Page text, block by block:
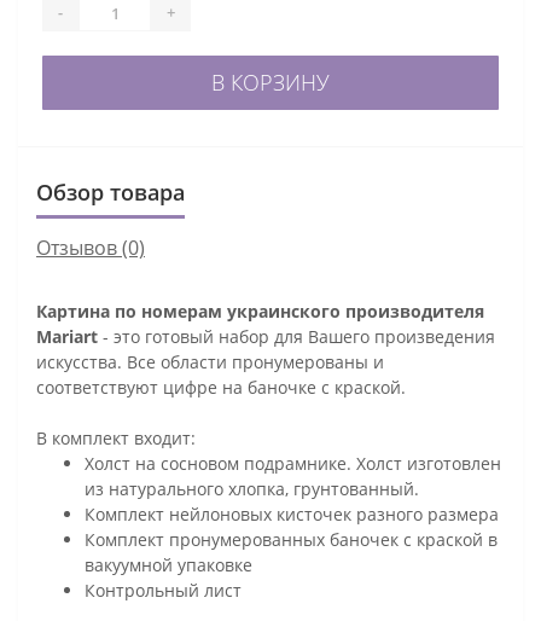
- +
В КОРЗИНУ
Обзор товара
Отзывов (0)
Картина по номерам украинского производителя
Mariart - это готовый набор для Вашего произведения
искусства. Все области пронумерованы и
соответствуют цифре на баночке с краской.
В комплект входит:
Холст на сосновом подрамнике. Холст изготовлен
из натурального хлопка, грунтованный.
Комплект нейлоновых кисточек разного размера
Комплект пронумерованных баночек с краской в
вакуумной упаковке
Контрольный лист